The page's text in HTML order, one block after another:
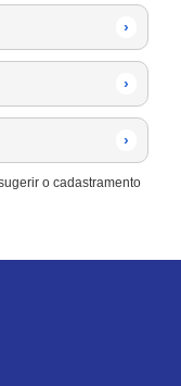
›
›
›
o cadastramento